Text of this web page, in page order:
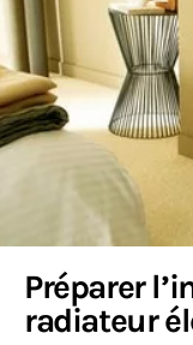
Préparer
radiateur